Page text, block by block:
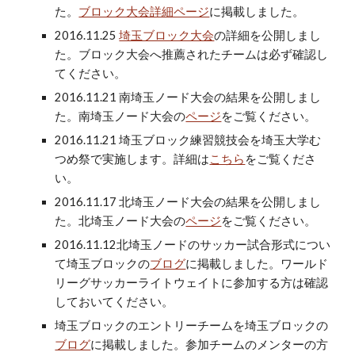
た。 ブロック大会詳細ページに掲載しました。
2016.11.25埼玉ブロック大会の詳細を公開しまし
た。ブロック大会へ推薦されたチームは必ず確認し
てください。
2016.11.21 南埼玉ノード大会の結果を公開しまし
た。南埼玉ノード大会のページをご覧ください。
2016.11.21 埼玉ブロック練習競技会を埼玉大学む
つめ祭で実施します。詳細はこちら をご覧くださ
い。
2016.11.17 北埼玉ノード大会の結果を公開しまし
た。北埼玉ノード大会のページをご覧ください。
2016.11.12北埼玉ノードのサッカー試合形式につい
て埼玉ブロックのブログに掲載しました。ワールド
リーグサッカーライトウェイトに参加する方は確認
しておいてください。
埼玉ブロックのエントリーチームを埼玉ブロックの
ブログに掲載しました。参加チームのメンターの方